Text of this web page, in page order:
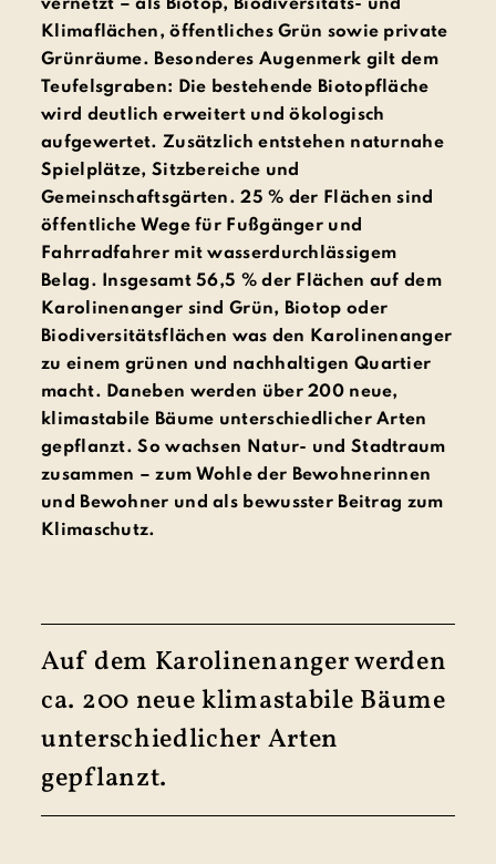
vernetzt – als Biotop, Biodiversitäts- und
Klimaflächen, öffentliches Grün sowie private
Grünräume. Besonderes Augenmerk gilt dem
Teufelsgraben: Die bestehende Biotopfläche
wird deutlich erweitert und ökologisch
aufgewertet. Zusätzlich entstehen naturnahe
Spielplätze, Sitzbereiche und
Gemeinschaftsgärten. 25 % der Flächen sind
öffentliche Wege für Fußgänger und
Fahrradfahrer mit wasserdurchlässigem
Belag. Insgesamt 56,5 % der Flächen auf dem
Karolinenanger sind Grün, Biotop oder
Biodiversitätsflächen was den Karolinenanger
zu einem grünen und nachhaltigen Quartier
macht. Daneben werden über 200 neue,
klimastabile Bäume unterschiedlicher Arten
gepflanzt. So wachsen Natur- und Stadtraum
zusammen – zum Wohle der Bewohnerinnen
und Bewohner und als bewusster Beitrag zum
Klimaschutz.
Auf dem Karolinenanger werden
ca. 200 neue klimastabile Bäume
unter­schied­licher Arten
gepflanzt.